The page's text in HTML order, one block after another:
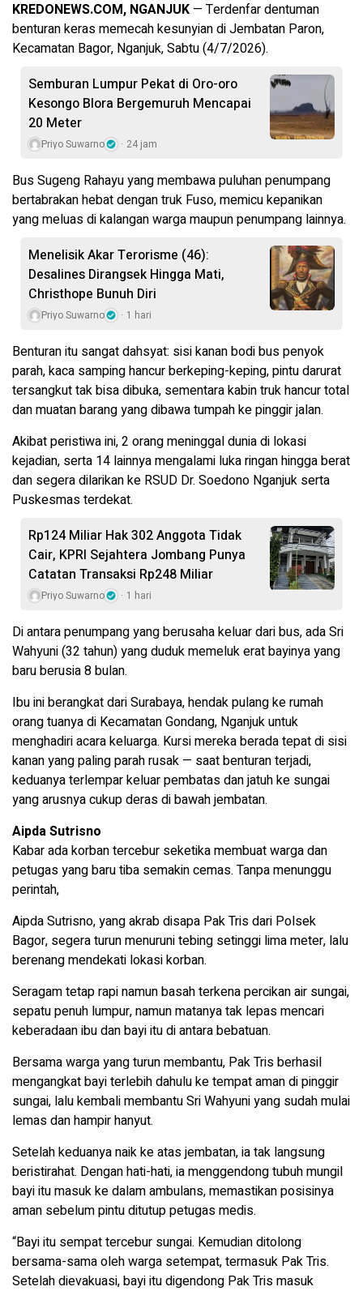
KREDONEWS.COM, NGANJUK — Terdenfar dentuman
benturan keras memecah kesunyian di Jembatan Paron,
Kecamatan Bagor, Nganjuk, Sabtu (4/7/2026).
Semburan Lumpur Pekat di Oro-oro
Kesongo Blora Bergemuruh Mencapai
20 Meter
Priyo Suwarno 24 jam
Bus Sugeng Rahayu yang membawa puluhan penumpang
bertabrakan hebat dengan truk Fuso, memicu kepanikan
yang meluas di kalangan warga maupun penumpang lainnya.
Menelisik Akar Terorisme (46):
Desalines Dirangsek Hingga Mati,
Christhope Bunuh Diri
Priyo Suwarno 1 hari
Benturan itu sangat dahsyat: sisi kanan bodi bus penyok
parah, kaca samping hancur berkeping-keping, pintu darurat
tersangkut tak bisa dibuka, sementara kabin truk hancur total
dan muatan barang yang dibawa tumpah ke pinggir jalan.
Akibat peristiwa ini, 2 orang meninggal dunia di lokasi
kejadian, serta 14 lainnya mengalami luka ringan hingga berat
dan segera dilarikan ke RSUD Dr. Soedono Nganjuk serta
Puskesmas terdekat.
Rp124 Miliar Hak 302 Anggota Tidak
Cair, KPRI Sejahtera Jombang Punya
Catatan Transaksi Rp248 Miliar
Priyo Suwarno 1 hari
Di antara penumpang yang berusaha keluar dari bus, ada Sri
Wahyuni (32 tahun) yang duduk memeluk erat bayinya yang
baru berusia 8 bulan.
Ibu ini berangkat dari Surabaya, hendak pulang ke rumah
orang tuanya di Kecamatan Gondang, Nganjuk untuk
menghadiri acara keluarga. Kursi mereka berada tepat di sisi
kanan yang paling parah rusak — saat benturan terjadi,
keduanya terlempar keluar pembatas dan jatuh ke sungai
yang arusnya cukup deras di bawah jembatan.
Aipda Sutrisno
Kabar ada korban tercebur seketika membuat warga dan
petugas yang baru tiba semakin cemas. Tanpa menunggu
perintah,
Aipda Sutrisno, yang akrab disapa Pak Tris dari Polsek
Bagor, segera turun menuruni tebing setinggi lima meter, lalu
berenang mendekati lokasi korban.
Seragam tetap rapi namun basah terkena percikan air sungai,
sepatu penuh lumpur, namun matanya tak lepas mencari
keberadaan ibu dan bayi itu di antara bebatuan.
Bersama warga yang turun membantu, Pak Tris berhasil
mengangkat bayi terlebih dahulu ke tempat aman di pinggir
sungai, lalu kembali membantu Sri Wahyuni yang sudah mulai
lemas dan hampir hanyut.
Setelah keduanya naik ke atas jembatan, ia tak langsung
beristirahat. Dengan hati-hati, ia menggendong tubuh mungil
bayi itu masuk ke dalam ambulans, memastikan posisinya
aman sebelum pintu ditutup petugas medis.
“Bayi itu sempat tercebur sungai. Kemudian ditolong
bersama-sama oleh warga setempat, termasuk Pak Tris.
Setelah dievakuasi, bayi itu digendong Pak Tris masuk